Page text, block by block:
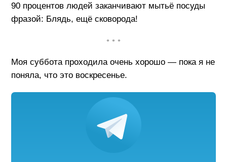
90 процентов людей заканчивают мытьё посуды
фразой: Блядь, ещё сковорода!
• • •
Моя суббота проходила очень хорошо — пока я не
поняла, что это воскресенье.